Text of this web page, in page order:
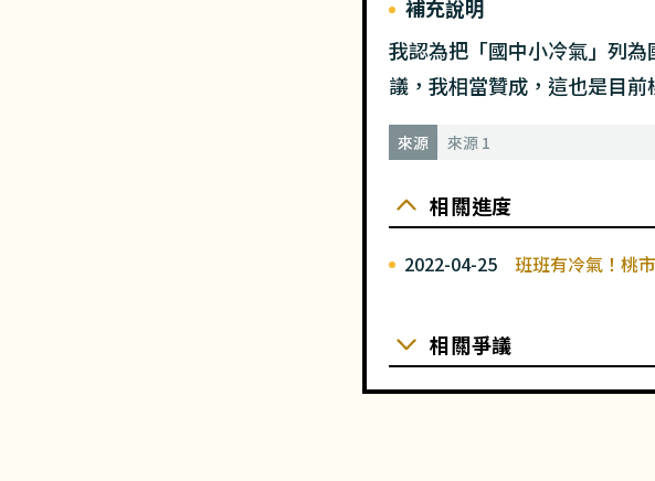
補充說明
我認為把「國中小冷氣」列
議，我相當贊成，這也是目
來源 來源 1
相關進度
2022-04-25 班班有冷氣！桃
相關爭議